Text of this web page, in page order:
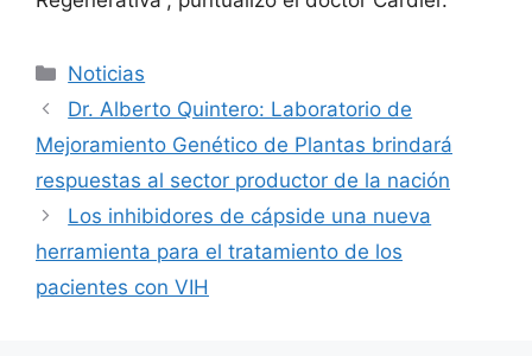
Noticias
Dr. Alberto Quintero: Laboratorio de
Mejoramiento Genético de Plantas brindará
respuestas al sector productor de la nación
Los inhibidores de cápside una nueva
herramienta para el tratamiento de los
pacientes con VIH